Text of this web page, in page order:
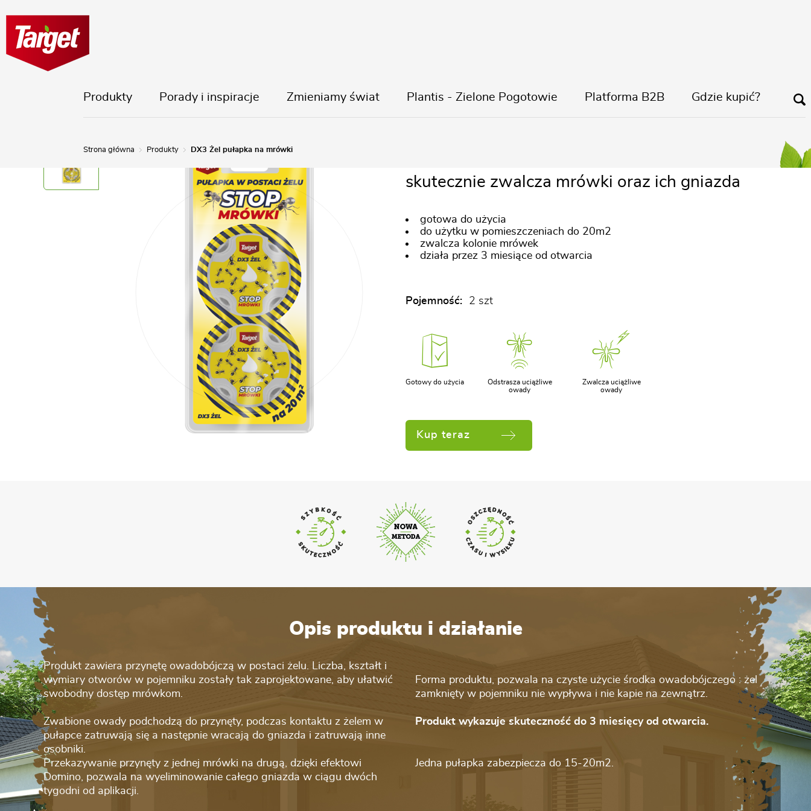
Produkty Porady i inspiracje Zmieniamy świat Plantis - Zielone Pogotowie Platforma B2B Gdzie kupić?
Strona główna Produkty DX3 Żel pułapka na mrówki
skutecznie zwalcza mrówki oraz ich gniazda
gotowa do użycia
do użytku w pomieszczeniach do 20m2
zwalcza kolonie mrówek
działa przez 3 miesiące od otwarcia
Pojemność: 2 szt
Gotowy do użycia
Odstrasza uciążliwe
owady
Zwalcza uciążliwe
owady
Kup teraz
Opis produktu i działanie
Produkt zawiera przynętę owadobójczą w postaci żelu. Liczba, kształt i
wymiary otworów w pojemniku zostały tak zaprojektowane, aby ułatwić
swobodny dostęp mrówkom.
Zwabione owady podchodzą do przynęty, podczas kontaktu z żelem w
pułapce zatruwają się a następnie wracają do gniazda i zatruwają inne
osobniki.
Przekazywanie przynęty z jednej mrówki na drugą, dzięki efektowi
Domino, pozwala na wyeliminowanie całego gniazda w ciągu dwóch
tygodni od aplikacji.
Forma produktu, pozwala na czyste użycie środka owadobójczego : żel
zamknięty w pojemniku nie wypływa i nie kapie na zewnątrz.
Produkt wykazuje skuteczność do 3 miesięcy od otwarcia.
Jedna pułapka zabezpiecza do 15-20m2.